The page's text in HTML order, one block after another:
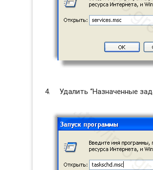
Удалить “Назначенные